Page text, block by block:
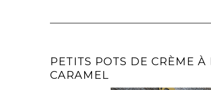
PETITS POTS DE CRÈME
CARAMEL